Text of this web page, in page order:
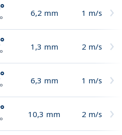
6,2 mm 1 m/s
1,3 mm 2 m/s
6,3 mm 1 m/s
10,3 mm 2 m/s